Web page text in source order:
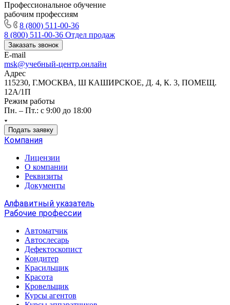
Профессиональное обучение
рабочим профессиям
8 (800) 511-00-36
8 (800) 511-00-36 Отдел продаж
Заказать звонок
E-mail
msk@учебный-центр.онлайн
Адрес
115230, Г.МОСКВА, Ш КАШИРСКОЕ, Д. 4, К. 3, ПОМЕЩ.
12А/1П
Режим работы
Пн. – Пт.: с 9:00 до 18:00
Подать заявку
Компания
Лицензии
О компании
Реквизиты
Документы
Алфавитный указатель
Рабочие профессии
Автоматчик
Автослесарь
Дефектоскопист
Кондитер
Красильщик
Красота
Кровельщик
Курсы агентов